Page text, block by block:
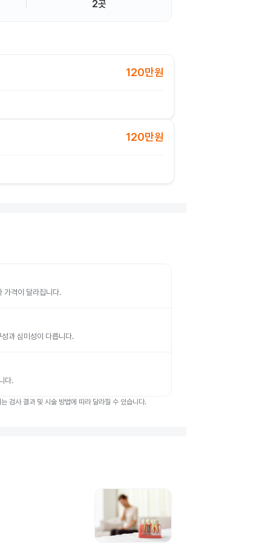
2곳
120만원
120만원
가격이 달라집니다.
과 심미성이 다릅니다.
다.
검사 결과 및 시술 방법에 따라 달라질 수 있습니다.